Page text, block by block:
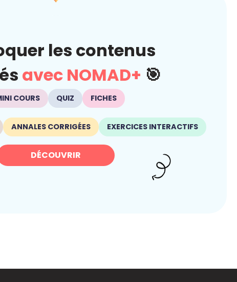
les contenus
avec NOMAD+ 🎯
COURS QUIZ FICHES
ANNALES CORRIGÉES EXERCICES INTERACTIFS
DÉCOUVRIR